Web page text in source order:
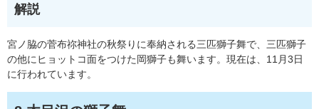
解説
宮ノ脇の菅布祢神社の秋祭りに奉納される三匹獅子舞で、三匹獅子
の他にヒョットコ面をつけた岡獅子も舞います。現在は、11月3日
に行われています。